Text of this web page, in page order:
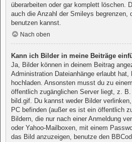
überarbeiten oder gar komplett löschen.
auch die Anzahl der Smileys begrenzen,
benutzen kannst.
Nach oben
Kann ich Bilder in meine Beiträge
Ja, Bilder können in deinem Beitrag
Administration Dateianhänge erlaubt
hochladen. Ansonsten musst du zu
öffentlich zugänglichen Server liegt, z.
bild.gif. Du kannst weder Bilder
PC befinden (außer es ist ein öffentlich
Bildern, die nur nach einer Anmeldung
oder Yahoo-Mailboxen, mit einem
das Bild anzuzeigen, benutze den